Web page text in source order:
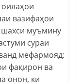
вазифаҳои
шахси муъмину
сураи
мефармояд:
фақирон ва
онон, ки